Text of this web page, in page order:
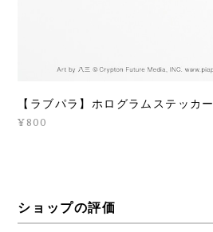
【ラブパラ】ホログラムステッカー
¥800
ショップの評価